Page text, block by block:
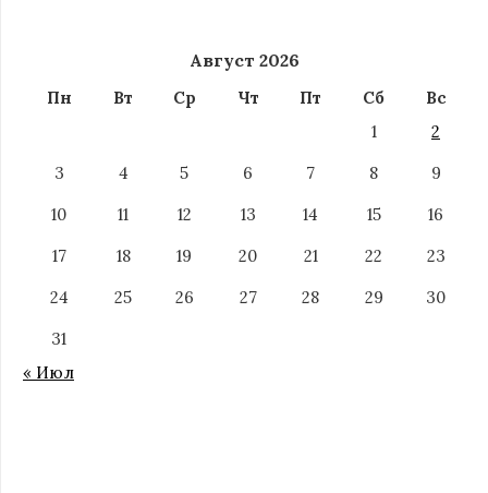
Август 2026
Пн Вт Ср Чт Пт Сб
Вс
1
2
3
4 5 6 7 8
9
10
11 12 13 14 15
16
17
18 19 20 21 22
23
24
25 26 27 28 29
30
31
« Июл